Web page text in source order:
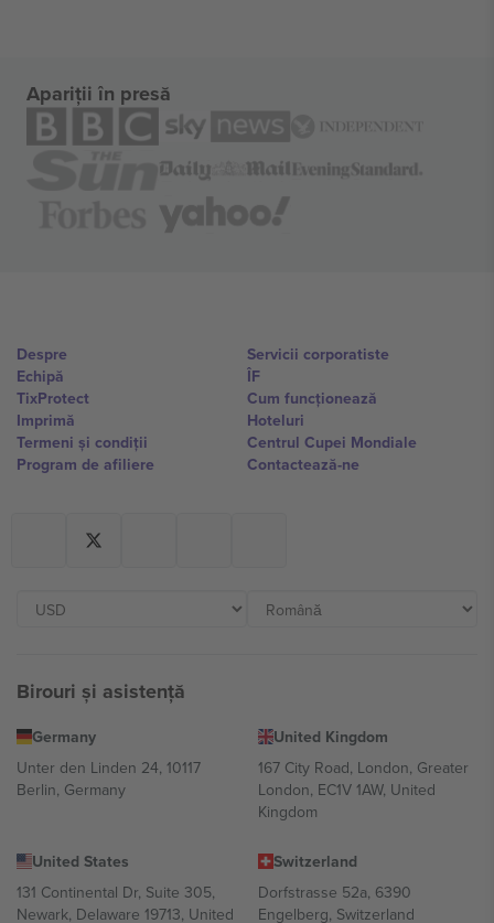
Apariții în presă
Despre
Echipă
TixProtect
Imprimă
Termeni și condiții
Program de afiliere
Servicii corporatiste
ÎF
Cum funcționează
Hoteluri
Centrul Cupei Mondiale
Contactează-ne
Birouri și asistență
Germany
Unter den Linden 24, 10117
Berlin, Germany
United Kingdom
167 City Road, London, Greater
London, EC1V 1AW, United
Kingdom
United States
131 Continental Dr, Suite 305,
Newark, Delaware 19713, United
Switzerland
Dorfstrasse 52a, 6390
Engelberg, Switzerland